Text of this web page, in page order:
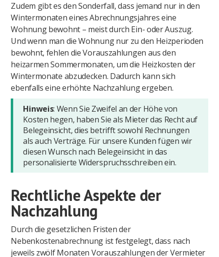
Zudem gibt es den Sonderfall, dass jemand nur in den
Wintermonaten eines Abrechnungsjahres eine
Wohnung bewohnt – meist durch Ein- oder Auszug.
Und wenn man die Wohnung nur zu den Heizperioden
bewohnt, fehlen die Vorauszahlungen aus den
heizarmen Sommermonaten, um die Heizkosten der
Wintermonate abzudecken. Dadurch kann sich
ebenfalls eine erhöhte Nachzahlung ergeben.
Hinweis: Wenn Sie Zweifel an der Höhe von
Kosten hegen, haben Sie als Mieter das Recht auf
Belegeinsicht, dies betrifft sowohl Rechnungen
als auch Verträge. Für unsere Kunden fügen wir
diesen Wunsch nach Belegeinsicht in das
personalisierte Widerspruchsschreiben ein.
Rechtliche Aspekte der
Nachzahlung
Durch die gesetzlichen Fristen der
Nebenkostenabrechnung ist festgelegt, dass nach
jeweils zwölf Monaten Vorauszahlungen der Vermieter